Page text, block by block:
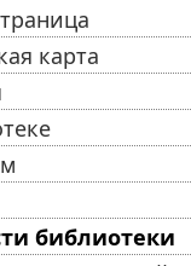
карта
библиотеки